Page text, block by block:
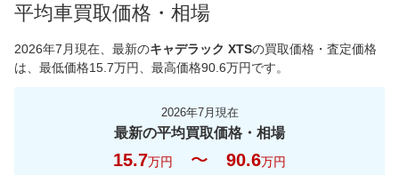
平均車買取価格・相場
2026年7月現在 、最新のキャデラック XTSの買取価格・査定価格
は、最低価格15.7万円、最高価格90.6万円です。
2026年7月現在
最新の平均買取価格・相場
15.7万円 〜 90.6万円